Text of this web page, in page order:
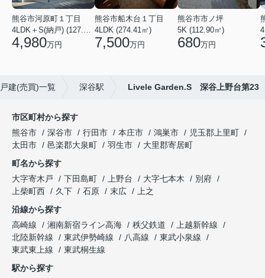
熊谷市河原町１丁目
4LDK＋S(納戸) (127.30㎡)
4,980万円
熊谷市船木台１丁目
4LDK (274.41㎡)
7,500万円
熊谷市市ノ坪
5K (112.90㎡)
680万円
建(売買)一覧 深谷駅 Livele Garden.S 深谷上野台第23
市区町村から探す
熊谷市
深谷市 行田市 本庄市 鴻巣市
児玉郡上里町
太田市
邑楽郡大泉町 羽生市
大里郡寄居町
町名から探す
大字寄木戸
下田島町 上野台 大字七本木
別府
上柴町西
久下 石原 末広
上之
沿線から探す
高崎線
湘南新宿ライン高海 秩父鉄道
上越新幹線
北陸新幹線
東武伊勢崎線 八高線
東武小泉線
東武東上線
東武桐生線
駅から探す